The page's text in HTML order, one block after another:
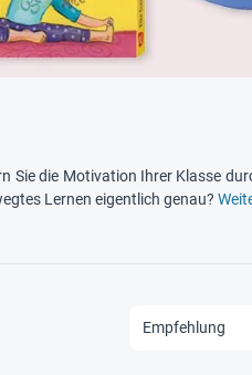
Sie die Motivation Ihrer Klasse
Lernen eigentlich genau?